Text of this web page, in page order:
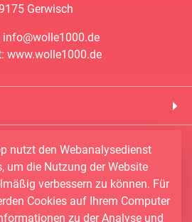
Gerwisch
info@wolle1000.de
www.wolle1000.de
widerrufen
nutzt den Webanalysedienst
um die Nutzung der Website
verbessern zu können. Für
Cookies auf Ihrem Computer
zu der Analyse und